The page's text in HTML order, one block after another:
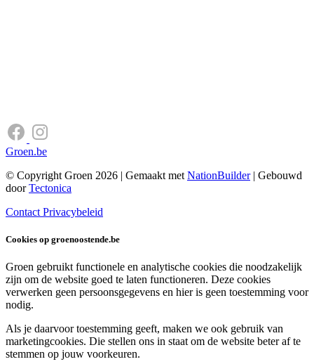
Groen.be
© Copyright Groen 2026 | Gemaakt met NationBuilder| Gebouwd
doorTectonica
Contact Privacybeleid
Cookies op groenoostende.be
Groen gebruikt functionele en analytische cookies die noodzakelijk
zijn om de website goed te laten functioneren. Deze cookies
verwerken geen persoonsgegevens en hier is geen toestemming voor
nodig.
Als je daarvoor toestemming geeft, maken we ook gebruik van
marketingcookies. Die stellen ons in staat om de website beter af te
stemmen op jouw voorkeuren.